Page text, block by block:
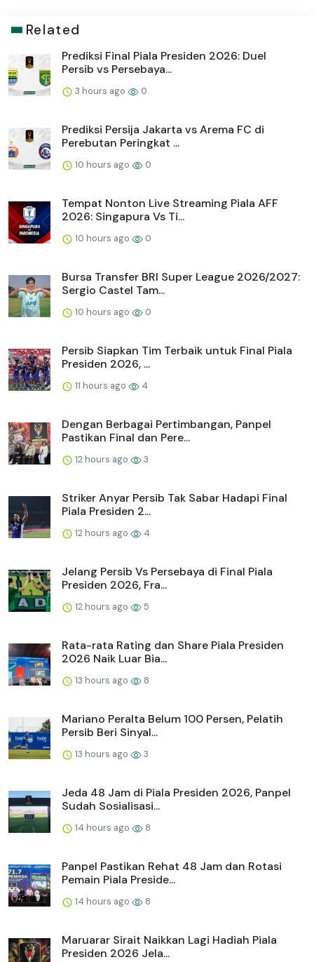
Related
Prediksi Final Piala Presiden 2026: Duel
Persib vs Persebaya...
3 hours ago 0
Prediksi Persija Jakarta vs Arema FC di
Perebutan Peringkat ...
10 hours ago 0
Tempat Nonton Live Streaming Piala AFF
2026: Singapura Vs Ti...
10 hours ago 0
Bursa Transfer BRI Super League 2026/2027:
Sergio Castel Tam...
10 hours ago 0
Persib Siapkan Tim Terbaik untuk Final Piala
Presiden 2026, ...
11 hours ago 4
Dengan Berbagai Pertimbangan, Panpel
Pastikan Final dan Pere...
12 hours ago 3
Striker Anyar Persib Tak Sabar Hadapi Final
Piala Presiden 2...
12 hours ago 4
Jelang Persib Vs Persebaya di Final Piala
Presiden 2026, Fra...
12 hours ago 5
Rata-rata Rating dan Share Piala Presiden
2026 Naik Luar Bia...
13 hours ago 8
Mariano Peralta Belum 100 Persen, Pelatih
Persib Beri Sinyal...
13 hours ago 3
Jeda 48 Jam di Piala Presiden 2026, Panpel
Sudah Sosialisasi...
14 hours ago 8
Panpel Pastikan Rehat 48 Jam dan Rotasi
Pemain Piala Preside...
14 hours ago 8
Maruarar Sirait Naikkan Lagi Hadiah Piala
Presiden 2026 Jela...